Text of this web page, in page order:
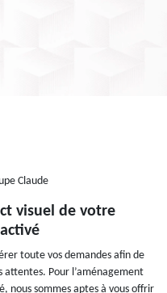
visuel de votre
toute vos demandes afin de
Pour l’aménagement
nous sommes aptes à vous offrir